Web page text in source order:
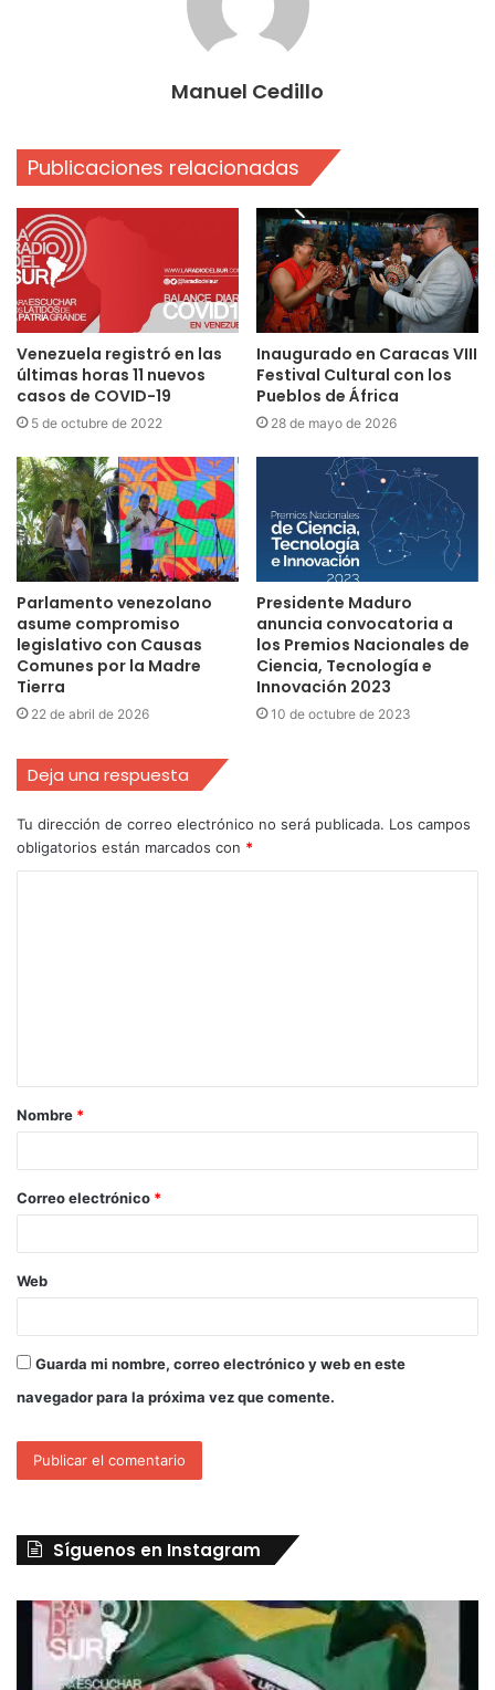
Manuel Cedillo
Publicaciones relacionadas
Venezuela registró en las
últimas horas 11 nuevos
casos de COVID-19
5 de octubre de 2022
Inaugurado en Caracas VIII
Festival Cultural con los
Pueblos de África
28 de mayo de 2026
Parlamento venezolano
asume compromiso
legislativo con Causas
Comunes por la Madre
Tierra
22 de abril de 2026
Presidente Maduro
anuncia convocatoria a
los Premios Nacionales de
Ciencia, Tecnología e
Innovación 2023
10 de octubre de 2023
Deja una respuesta
Tu dirección de correo electrónico no será publicada. Los campos
obligatorios están marcados con *
Nombre *
Correo electrónico *
Web
Guarda mi nombre, correo electrónico y web en este
navegador para la próxima vez que comente.
Síguenos en Instagram